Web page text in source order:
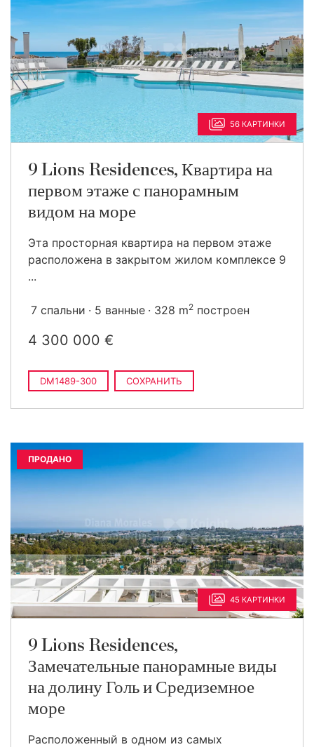
56 КАРТИНКИ
9 Lions Residences, Квартира на
первом этаже с панорамным
видом на море
Эта просторная квартира на первом этаже
расположена в закрытом жилом комплексе 9
...
7 спальни 5 ванные 328 m2 построен
4 300 000 €
DM1489-300 СОХРАНИТЬ
ПРОДАНО
45 КАРТИНКИ
9 Lions Residences,
Замечательные панорамные виды
на долину Голь и Средиземное
море
Расположенный в одном из самых